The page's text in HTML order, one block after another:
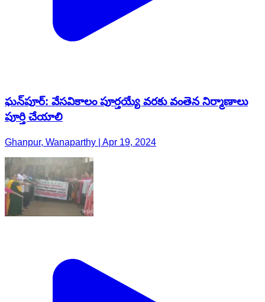
ఘన్‌పూర్: వేసవికాలం పూర్తయ్యే వరకు వంతెన నిర్మాణాలు
పూర్తి చేయాలి
Ghanpur, Wanaparthy | Apr 19, 2024